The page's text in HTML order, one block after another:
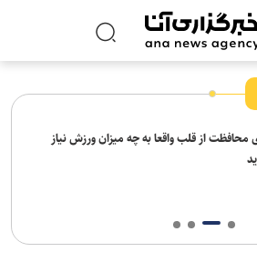
محافظت از قلب واقعا به چه میزان ورزش نیاز